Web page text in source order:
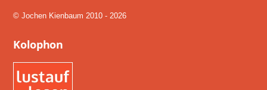
© Jochen Kienbaum 2010 - 2026
Kolophon